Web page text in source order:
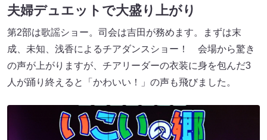
夫婦デュエットで大盛り上がり
第2部は歌謡ショー。司会は吉田が務めます。まずは末
成、未知、浅香によるチアダンスショー！ 会場から驚き
の声が上がりますが、チアリーダーの衣装に身を包んだ3
人が踊り終えると「かわいい！」の声も飛びました。